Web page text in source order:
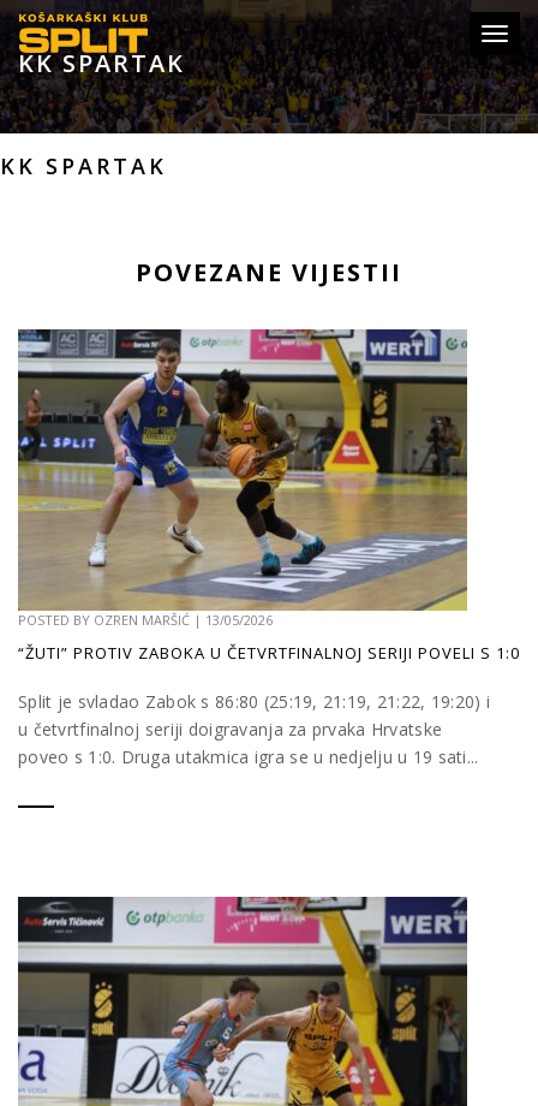
KK SPARTAK
KK SPARTAK
POVEZANE VIJESTII
POSTED BY OZREN MARŠIĆ | 13/05/2026
“ŽUTI” PROTIV ZABOKA U ČETVRTFINALNOJ SERIJI POVELI S 1:0
Split je svladao Zabok s 86:80 (25:19, 21:19, 21:22, 19:20) i
u četvrtfinalnoj seriji doigravanja za prvaka Hrvatske
poveo s 1:0. Druga utakmica igra se u nedjelju u 19 sati...